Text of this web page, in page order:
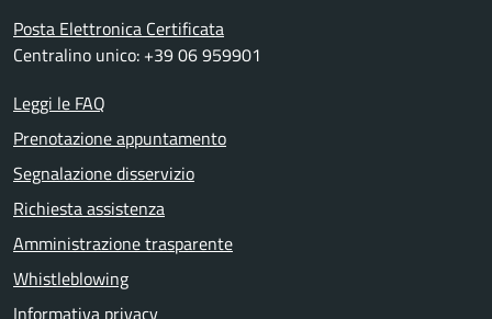
Posta Elettronica Certificata
Centralino unico: +39 06 959901
Leggi le FAQ
Prenotazione appuntamento
Segnalazione disservizio
Richiesta assistenza
Amministrazione trasparente
Whistleblowing
Informativa privacy